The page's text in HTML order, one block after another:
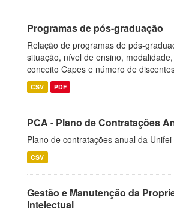
Programas de pós-graduação
Relação de programas de pós-
situação, nível de ensino,
conceito Capes e número de
CSV PDF
PCA - Plano de Contratações
Plano de contratações anual da Unifei
CSV
Gestão e Manutenção da
Intelectual